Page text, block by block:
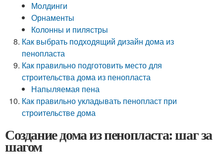
Молдинги
Орнаменты
Колонны и пилястры
Как выбрать подходящий дизайн дома из
пенопласта
Как правильно подготовить место для
строительства дома из пенопласта
Напыляемая пена
Как правильно укладывать пенопласт при
строительстве дома
Создание дома из пенопласта: шаг за
шагом